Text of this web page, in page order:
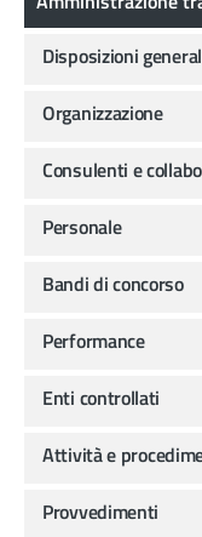
Disposizioni
Organizzazione
Consulenti e
Personale
Bandi di concorso
Performance
Enti controllati
Attività e
Provvedimenti